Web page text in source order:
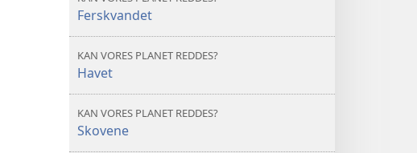
planet
Der
planet
Der
Ferskvandet
KAN VORES PLANET REDDES?
Havet
KAN VORES PLANET REDDES?
Skovene